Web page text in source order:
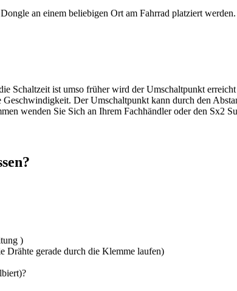
an einem beliebigen Ort am Fahrrad platziert werden.
Schaltzeit ist umso früher wird der Umschaltpunkt
Der Umschaltpunkt kann durch den
wenden Sie Sich an Ihrem Fachhändler oder den Sx2
)
Drähte gerade durch die Klemme laufen)